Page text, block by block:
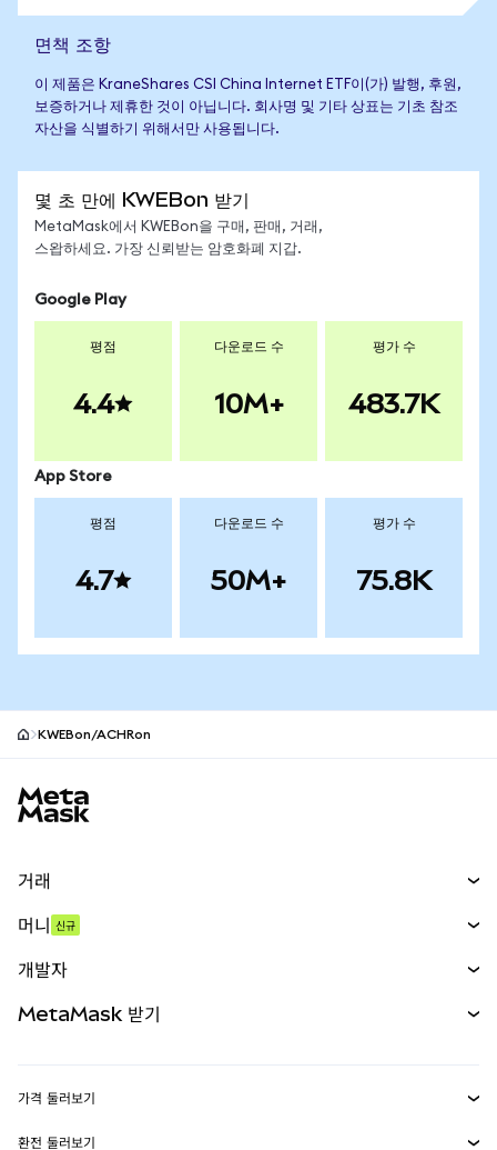
면책 조항
이 제품은 KraneShares CSI China Internet ETF이(가) 발행, 후원,
보증하거나 제휴한 것이 아닙니다. 회사명 및 기타 상표는 기초 참조
자산을 식별하기 위해서만 사용됩니다.
몇 초 만에 KWEBon 받기
MetaMask에서 KWEBon을 구매, 판매, 거래,
스왑하세요. 가장 신뢰받는 암호화폐 지갑.
Google Play
평점
4.4
다운로드 수
10M+
평가 수
483.7K
App Store
평점
4.7
다운로드 수
50M+
평가 수
75.8K
KWEBon/ACHRon
거래
무기한 선물
실물자산
머니 신규
개발자
MetaMask 받기
가격 둘러보기
환전 둘러보기